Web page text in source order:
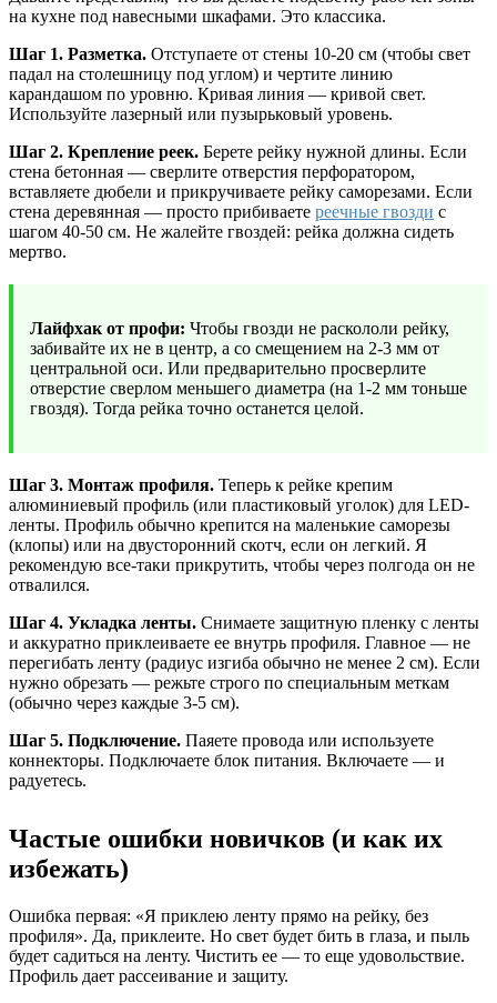
на кухне под навесными шкафами. Это классика.
Шаг 1. Разметка. Отступаете от стены 10-20 см (чтобы свет
падал на столешницу под углом) и чертите линию
карандашом по уровню. Кривая линия — кривой свет.
Используйте лазерный или пузырьковый уровень.
Шаг 2. Крепление реек. Берете рейку нужной длины. Если
стена бетонная — сверлите отверстия перфоратором,
вставляете дюбели и прикручиваете рейку саморезами. Если
стена деревянная — просто прибиваете реечные гвозди с
шагом 40-50 см. Не жалейте гвоздей: рейка должна сидеть
мертво.
Лайфхак от профи: Чтобы гвозди не раскололи рейку,
забивайте их не в центр, а со смещением на 2-3 мм от
центральной оси. Или предварительно просверлите
отверстие сверлом меньшего диаметра (на 1-2 мм тоньше
гвоздя). Тогда рейка точно останется целой.
Шаг 3. Монтаж профиля. Теперь к рейке крепим
алюминиевый профиль (или пластиковый уголок) для LED-
ленты. Профиль обычно крепится на маленькие саморезы
(клопы) или на двусторонний скотч, если он легкий. Я
рекомендую все-таки прикрутить, чтобы через полгода он не
отвалился.
Шаг 4. Укладка ленты. Снимаете защитную пленку с ленты
и аккуратно приклеиваете ее внутрь профиля. Главное — не
перегибать ленту (радиус изгиба обычно не менее 2 см). Если
нужно обрезать — режьте строго по специальным меткам
(обычно через каждые 3-5 см).
Шаг 5. Подключение. Паяете провода или используете
коннекторы. Подключаете блок питания. Включаете — и
радуетесь.
Частые ошибки новичков (и как их
избежать)
Ошибка первая: «Я приклею ленту прямо на рейку, без
профиля». Да, приклеите. Но свет будет бить в глаза, и пыль
будет садиться на ленту. Чистить ее — то еще удовольствие.
Профиль дает рассеивание и защиту.